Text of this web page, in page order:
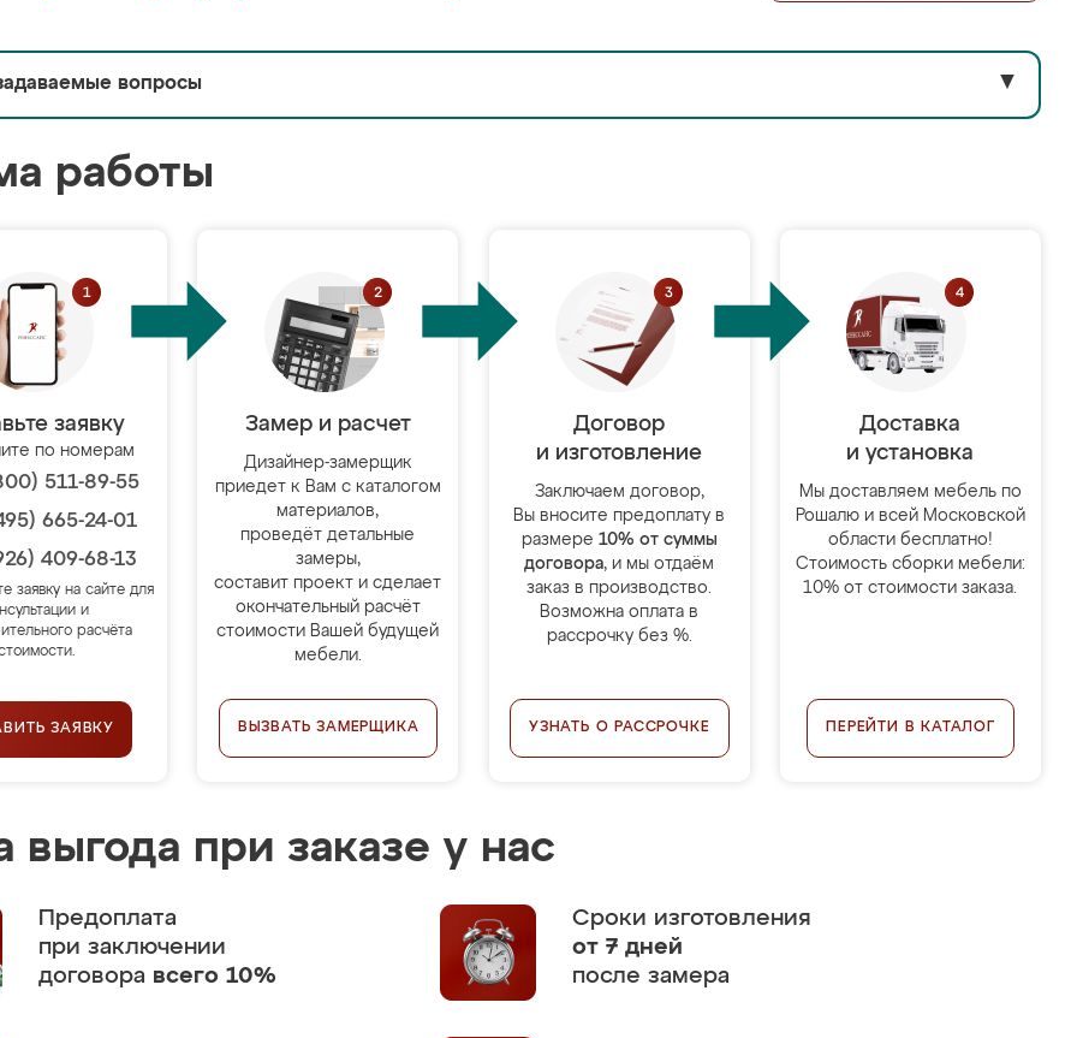
вопросы ▼
работы
заявку
по номерам
511-89-55
665-24-01
409-68-13
заявку на сайте для
и
расчёта
ЗАЯВКУ
Замер и расчет
Дизайнер-замерщик
приедет к Вам с каталогом
материалов,
проведёт детальные
замеры,
составит проект и сделает
окончательный расчёт
стоимости Вашей будущей
мебели.
ВЫЗВАТЬ ЗАМЕРЩИКА
Договор
и изготовление
Заключаем договор,
Вы вносите предоплату в
размере 10% от суммы
договора, и мы отдаём
заказ в производство.
Возможна оплата в
рассрочку без %.
УЗНАТЬ О РАССРОЧКЕ
Доставка
и установка
Мы доставляем мебель по
Рошалю и всей Московской
области бесплатно!
Стоимость сборки мебели:
10% от стоимости заказа.
ПЕРЕЙТИ В КАТАЛОГ
выгода при заказе у нас
Предоплата
при заключении
договора всего 10%
Сроки изготовления
от 7 дней
после замера